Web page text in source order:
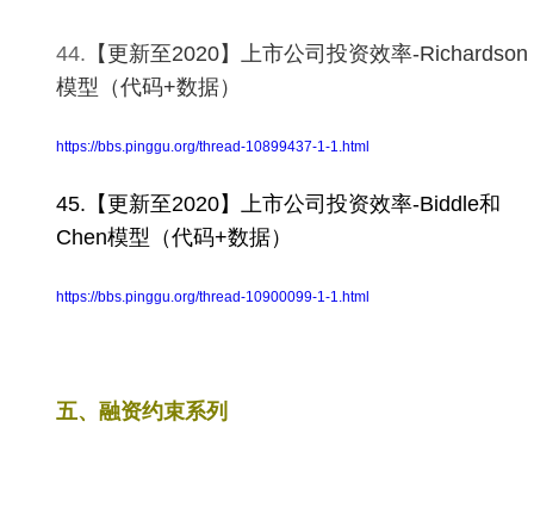
44. 【更新至2020】上市公司投资效率-Richardson
模型（代码+数据）
https://bbs.pinggu.org/thread-10899437-1-1.html
45. 【更新至2020】上市公司投资效率-Biddle和
Chen模型（代码+数据）
https://bbs.pinggu.org/thread-10900099-1-1.html
五、融资约束系列